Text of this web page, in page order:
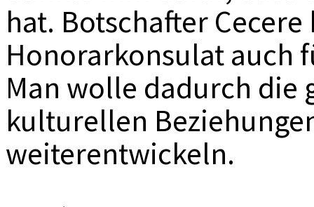
hat. Botschafter
Honorarkonsulat auch
Man wolle dadurch
kulturellen
weiterentwickeln.